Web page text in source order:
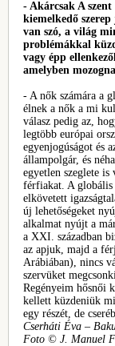
- Akárcsak A
kiemelkedő
van szó, a világ
problémákkal
vagy épp
amelyben
- A nők számára a
élnek a nők a mi
válasz pedig az,
legtöbb európai
egyenjogúságot és
állampolgár, és
egyetlen szeglete
férfiakat. A globális
elkövetett
új lehetőségeket
alkalmat nyújt a
a XXI. században
az apjuk, majd a
Arábiában), nincs
szervüket
Regényeim hősnői
kellett küzdeniük
egy részét, de
Cserháti Éva –
Foto © J. Manuel